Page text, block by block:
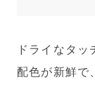
ドライなタ
配色が新鮮で